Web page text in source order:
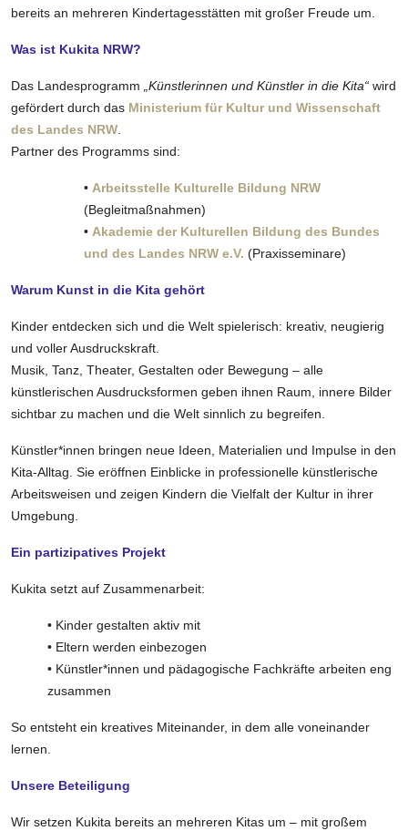
bereits an mehreren Kindertagesstätten mit großer Freude um.
Was ist Kukita NRW?
Das Landesprogramm „Künstlerinnen und Künstler in die Kita“ wird
gefördert durch das Ministerium für Kultur und Wissenschaft
des Landes NRW.
Partner des Programms sind:
• Arbeitsstelle Kulturelle Bildung NRW
(Begleitmaßnahmen)
• Akademie der Kulturellen Bildung des Bundes
und des Landes NRW e.V. (Praxisseminare)
Warum Kunst in die Kita gehört
Kinder entdecken sich und die Welt spielerisch: kreativ, neugierig
und voller Ausdruckskraft.
Musik, Tanz, Theater, Gestalten oder Bewegung – alle
künstlerischen Ausdrucksformen geben ihnen Raum, innere Bilder
sichtbar zu machen und die Welt sinnlich zu begreifen.
Künstler*innen bringen neue Ideen, Materialien und Impulse in den
Kita-Alltag. Sie eröffnen Einblicke in professionelle künstlerische
Arbeitsweisen und zeigen Kindern die Vielfalt der Kultur in ihrer
Umgebung.
Ein partizipatives Projekt
Kukita setzt auf Zusammenarbeit:
• Kinder gestalten aktiv mit
• Eltern werden einbezogen
• Künstler*innen und pädagogische Fachkräfte arbeiten eng
zusammen
So entsteht ein kreatives Miteinander, in dem alle voneinander
lernen.
Unsere Beteiligung
Wir setzen Kukita bereits an mehreren Kitas um – mit großem